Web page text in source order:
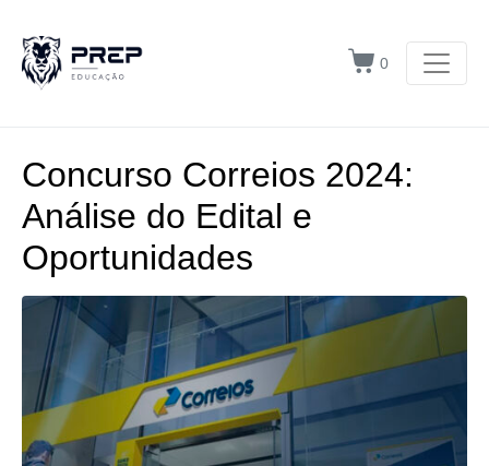
0
Concurso Correios 2024:
Análise do Edital e
Oportunidades